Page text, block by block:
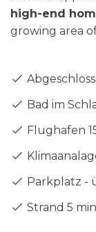
high-end
growing area
Bad im
Flughafen
Parkplatz -
Strand 5